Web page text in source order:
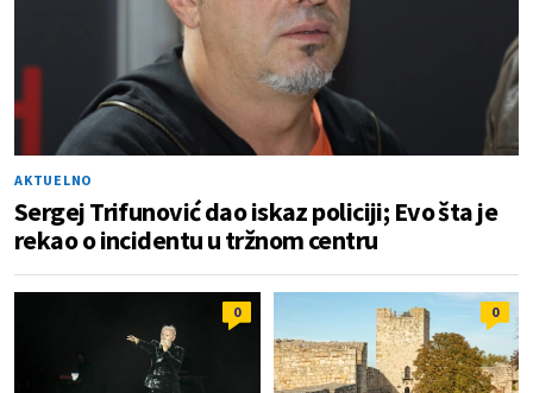
AKTUELNO
Sergej Trifunović dao iskaz policiji; Evo šta je
rekao o incidentu u tržnom centru
0 0